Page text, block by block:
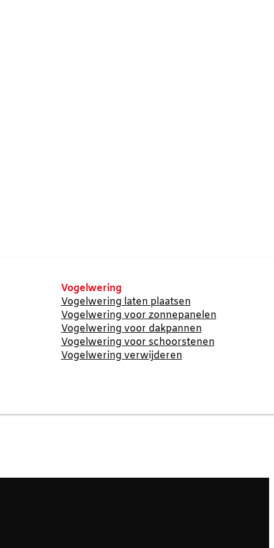
Vogelwering
Vogelwering laten plaatsen
Vogelwering voor zonnepanelen
Vogelwering voor dakpannen
Vogelwering voor schoorstenen
Vogelwering verwijderen